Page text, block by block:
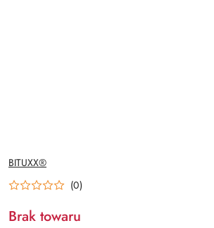
NAZWA
PRODUCENTA:
BITUXX®
(0)
Brak towaru